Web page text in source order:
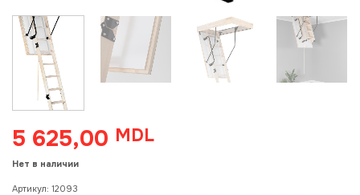
5 625,00 MDL
Нет в наличии
Артикул: 12093